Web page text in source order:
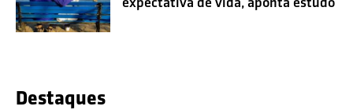
Destaques